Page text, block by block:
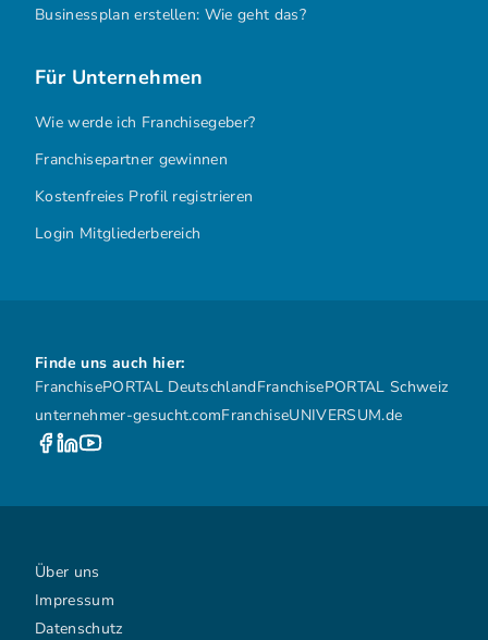
Businessplan erstellen: Wie geht das?
Für Unternehmen
Wie werde ich Franchisegeber?
Franchisepartner gewinnen
Kostenfreies Profil registrieren
Login Mitgliederbereich
Finde uns auch hier:
FranchisePORTAL DeutschlandFranchisePORTAL Schweiz
unternehmer-gesucht.comFranchiseUNIVERSUM.de
Über uns
Impressum
Datenschutz